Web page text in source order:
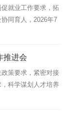
就业工作要求，拓
同育人，2026年7
院应急技术与管理
推进会
策要求，紧密对接
科学谋划人才培养
与办学内涵质量，